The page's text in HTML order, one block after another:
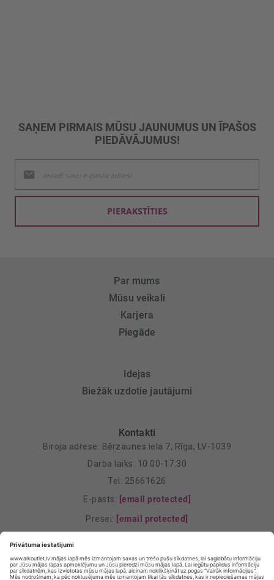
SAŅEM PIRMAIS MŪSU JAUNUMUS UN ĪPAŠOS
PIEDĀVĀJUMUS!
jaunumu
saņemšanai:
PIERAKSTĪTIES
Par mums
Mūsu veikali
Karjera
Piegāde
Idejas
Biežāk uzdotie jautājumi
Kontakti
Biroja adrese: Bērzaunes iela 7, Rīga, LV-1039
Darba laiks: 10.00-17.30
Tel: 25661626
E-pasts: [email protected]
Presei: [email protected]